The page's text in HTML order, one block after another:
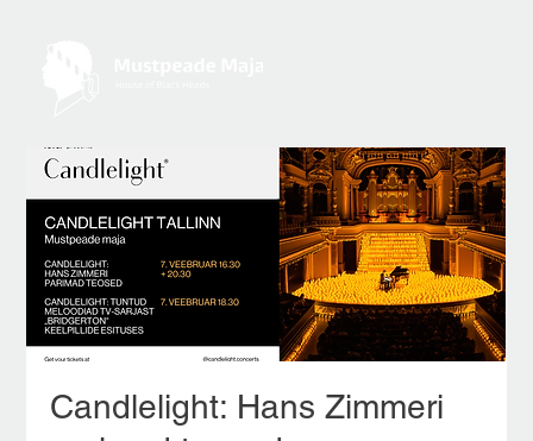
Candlelight: Hans Zimmeri